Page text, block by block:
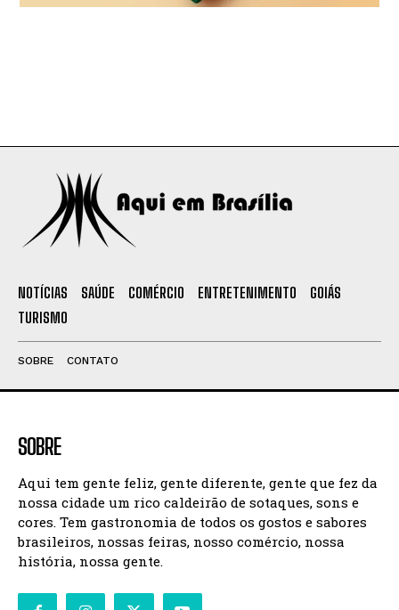
NOTÍCIAS SAÚDE COMÉRCIO ENTRETENIMENTO
GOIÁS
TURISMO
SOBRE CONTATO
SOBRE
Aqui tem gente feliz, gente diferente, gente que fez da
nossa cidade um rico caldeirão de sotaques, sons e
cores. Tem gastronomia de todos os gostos e sabores
brasileiros, nossas feiras, nosso comércio, nossa
história, nossa gente.